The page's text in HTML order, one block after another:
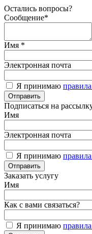
Остались вопросы?
Сообщение*
Имя *
Электронная почта
Я принимаю
Подписаться на
Имя
Электронная почта
Я принимаю
Заказать услугу
Имя
Как с вами связаться?
Я принимаю